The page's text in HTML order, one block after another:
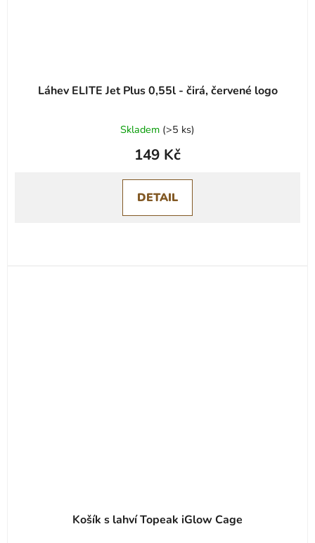
Láhev ELITE Jet Plus 0,55l - čirá, červené logo
Skladem (>5 ks)
149 Kč
DETAIL
Košík s lahví Topeak iGlow Cage